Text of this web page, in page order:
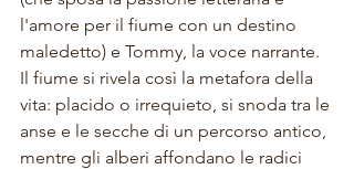
l'amore per il fiume con un destino
maledetto) e Tommy, la voce narrante.
Il fiume si rivela così la metafora della
vita: placido o irrequieto, si snoda tra le
anse e le secche di un percorso antico,
mentre gli alberi affondano le radici